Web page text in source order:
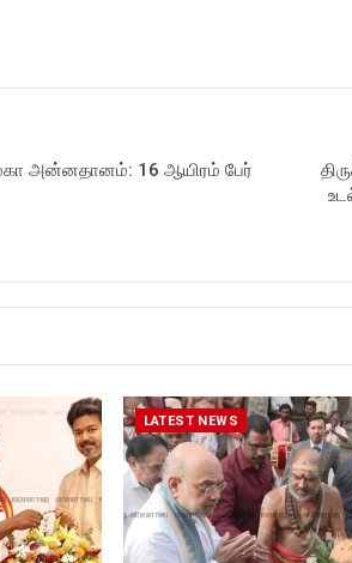
அன்னதானம்: 16 ஆயிரம் பேர்
LATEST NEWS